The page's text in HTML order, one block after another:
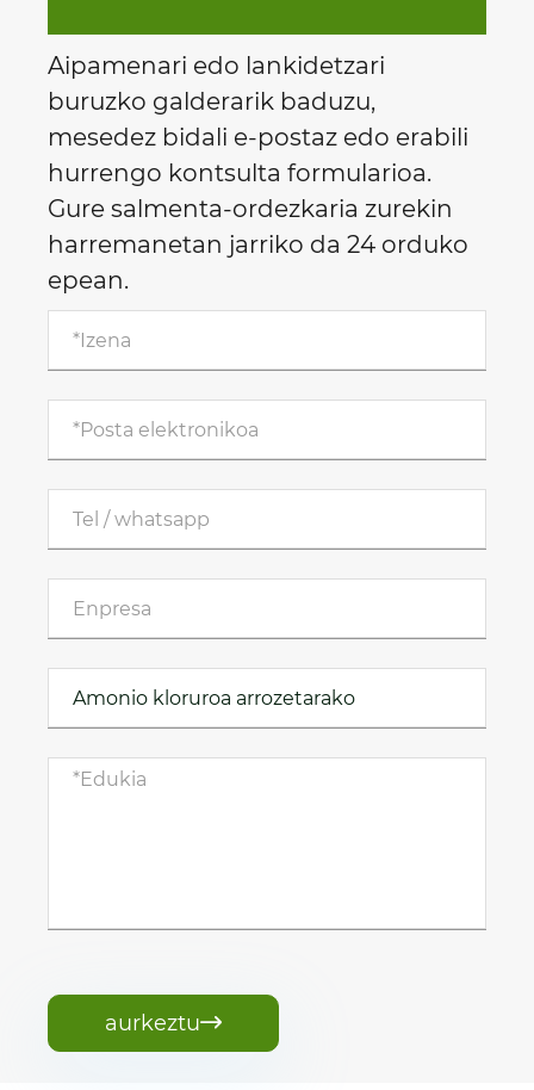
Aipamenari edo lankidetzari
buruzko galderarik baduzu,
mesedez bidali e-postaz edo erabili
hurrengo kontsulta formularioa.
Gure salmenta-ordezkaria zurekin
harremanetan jarriko da 24 orduko
epean.
aurkeztu